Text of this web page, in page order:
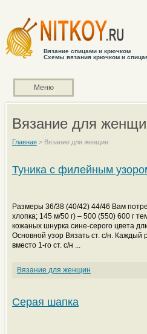
Вязание спицами и крючком
Схемы вязания крючком и
Меню
Вязание для
Главная> Вязание для женщин
Туника с филейным
Размеры 36/38 (40/42) 44/46 Вам
хлопка; 145 м/50 г) – 500 (550) 600 г
кожаных шнурка сине-серого цвета
Основной узор Вязать ст. с/н. Каждый
вместо 1-го ст. с/н ...
Вязание для женщин
Серая шапка